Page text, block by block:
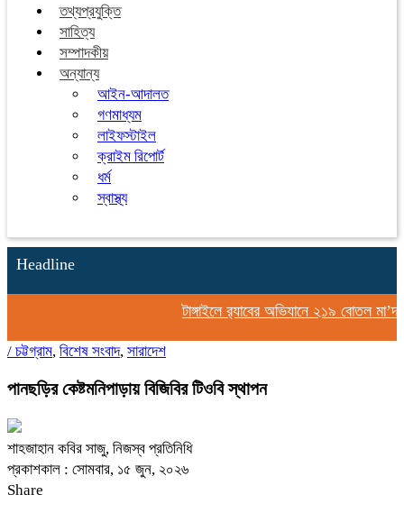
তথ্যপ্রযুক্তি
সাহিত্য
সম্পাদকীয়
অন্যান্য
আইন-আদালত
গণমাধ্যম
লাইফস্টাইল
ক্রাইম রিপোর্ট
ধর্ম
স্বাস্থ্য
Headline
টাঙ্গাইলে র‍্যাবের অভিযানে ২১৯ বোতল
/ চট্টগ্রাম, বিশেষ সংবাদ, সারাদেশ
পানছড়ির কেষ্টমনিপাড়ায় বিজিবির টিওবি স্থাপন
শাহজাহান কবির সাজু, নিজস্ব প্রতিনিধি
প্রকাশকাল : সোমবার, ১৫ জুন, ২০২৬
Share